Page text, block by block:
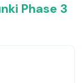
Phase 3